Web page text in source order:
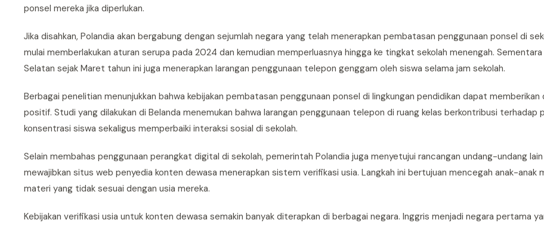
ponsel mereka jika diperlukan.
Jika disahkan, Polandia akan bergabung dengan sejumlah negara yang telah menerapkan pembatasan penggunaan ponsel di
mulai memberlakukan aturan serupa pada 2024 dan kemudian memperluasnya hingga ke tingkat sekolah menengah. Sementara
Selatan sejak Maret tahun ini juga menerapkan larangan penggunaan telepon genggam oleh siswa selama jam sekolah.
Berbagai penelitian menunjukkan bahwa kebijakan pembatasan penggunaan ponsel di lingkungan pendidikan dapat memberikan
positif. Studi yang dilakukan di Belanda menemukan bahwa larangan penggunaan telepon di ruang kelas berkontribusi terhadap
konsentrasi siswa sekaligus memperbaiki interaksi sosial di sekolah.
Selain membahas penggunaan perangkat digital di sekolah, pemerintah Polandia juga menyetujui rancangan undang-undang
mewajibkan situs web penyedia konten dewasa menerapkan sistem verifikasi usia. Langkah ini bertujuan mencegah anak-anak
materi yang tidak sesuai dengan usia mereka.
Kebijakan verifikasi usia untuk konten dewasa semakin banyak diterapkan di berbagai negara. Inggris menjadi negara pertama